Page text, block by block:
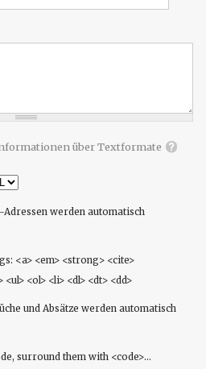
über Textformate
werden automatisch
<a> <em> <strong> <cite>
<ol> <li> <dl> <dt> <dd>
und Absätze werden automatisch
surround them with <code>...